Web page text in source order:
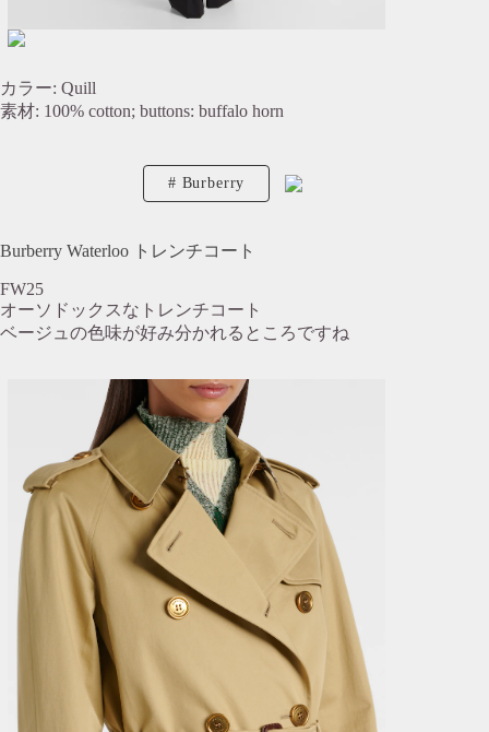
カラー: Quill
素材: 100% cotton; buttons: buffalo horn
Burberry
Burberry Waterloo トレンチコート
FW25
オーソドックスなトレンチコート
ベージュの色味が好み分かれるところですね